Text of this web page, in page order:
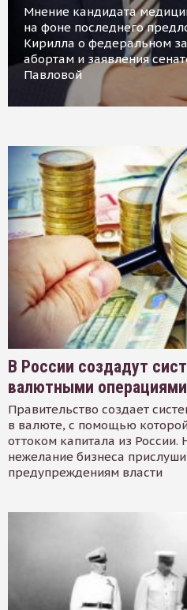
Мнение кандидата
на фоне последнего
Кирилла о федеральном
абортам и заявления
Павловой
В России создадут
валютными операциями
Правительство создает
в валюте, с помощью
оттоком капитала из России.
нежелание бизнеса
предупреждениям власти